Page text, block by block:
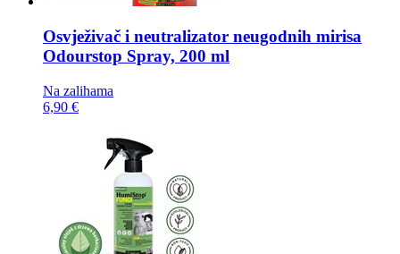
Osvježivač i neutralizator neugodnih mirisa
Odourstop Spray, 200 ml
Na zalihama
6,90 €